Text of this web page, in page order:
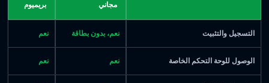
مجاني بريميوم
التسجيل والتثبيت نعم، بدون بطاقة نعم
الوصول للوحة التحكم الخاصة نعم نعم